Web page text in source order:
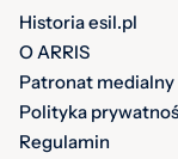
Historia esil.pl
O ARRIS
Patronat medialny
Polityka
Regulamin